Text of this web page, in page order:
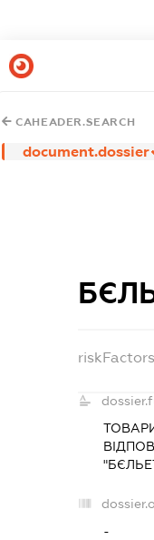
CAHEADER.SEARCH
document.dossier
-